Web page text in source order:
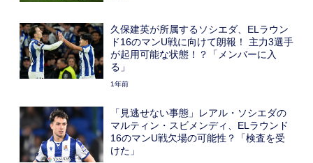
久保建英が所属するソシエダ、ELラウン
ド16のマンU戦に向けて朗報！ 主力3選手
が起用可能な状態！？「メンバーに入
る」
1年前
「見逃せない事態」レアル・ソシエダの
マルティン・スビメンディ、ELラウンド
16のマンU戦欠場の可能性？「検査を受
けた」